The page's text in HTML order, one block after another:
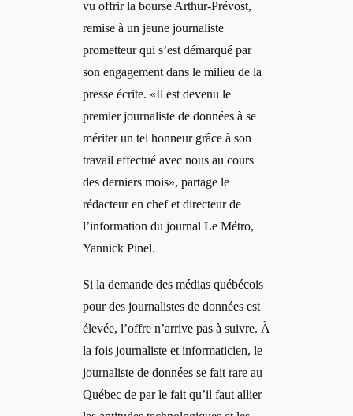
vu offrir la bourse Arthur-Prévost,
remise à un jeune journaliste
prometteur qui s’est démarqué par
son engagement dans le milieu de la
presse écrite. «Il est devenu le
premier journaliste de données à se
mériter un tel honneur grâce à son
travail effectué avec nous au cours
des derniers mois», partage le
rédacteur en chef et directeur de
l’information du journal Le Métro,
Yannick Pinel.
Si la demande des médias québécois
pour des journalistes de données est
élevée, l’offre n’arrive pas à suivre. À
la fois journaliste et informaticien, le
journaliste de données se fait rare au
Québec de par le fait qu’il faut allier